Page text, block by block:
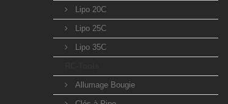
Lipo 20C
Lipo 25C
Lipo 35C
Allumage Bougie